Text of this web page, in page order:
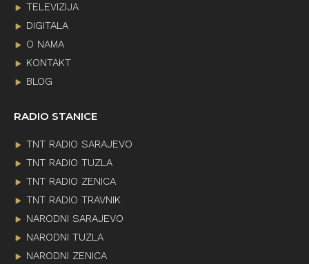
TELEVIZIJA
DIGITALA
O NAMA
KONTAKT
BLOG
RADIO STANICE
TNT RADIO SARAJEVO
TNT RADIO TUZLA
TNT RADIO ZENICA
TNT RADIO TRAVNIK
NARODNI SARAJEVO
NARODNI TUZLA
NARODNI ZENICA